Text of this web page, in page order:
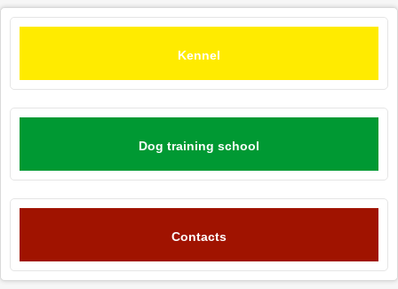
Kennel
Dog training school
Contacts